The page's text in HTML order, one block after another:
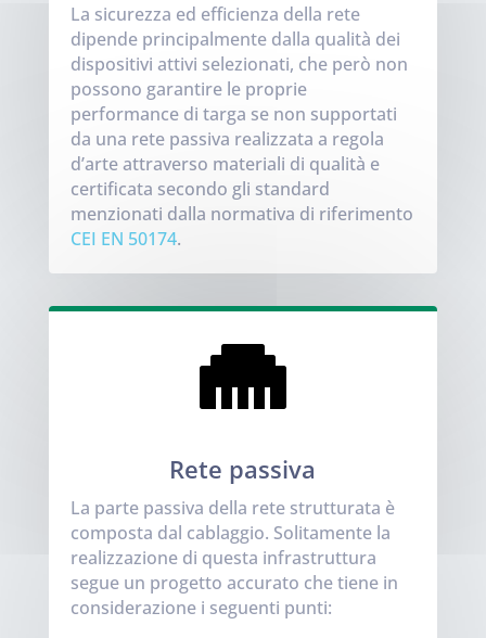
La sicurezza ed efficienza della rete
dipende principalmente dalla qualità dei
dispositivi attivi selezionati, che però non
possono garantire le proprie
performance di targa se non supportati
da una rete passiva realizzata a regola
d’arte attraverso materiali di qualità e
certificata secondo gli standard
menzionati dalla normativa di riferimento
CEI EN 50174.

Rete passiva
La parte passiva della rete strutturata è
composta dal cablaggio. Solitamente la
realizzazione di questa infrastruttura
segue un progetto accurato che tiene in
considerazione i seguenti punti: